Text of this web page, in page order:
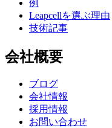
例
Leapcellを選ぶ理由
技術記事
会社概要
ブログ
会社情報
採用情報
お問い合わせ